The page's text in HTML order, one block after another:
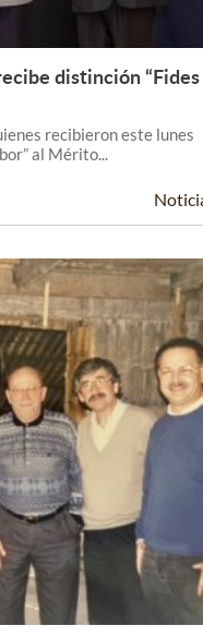
Leer Más +
distinción “Fides
recibieron este lunes
al Mérito...